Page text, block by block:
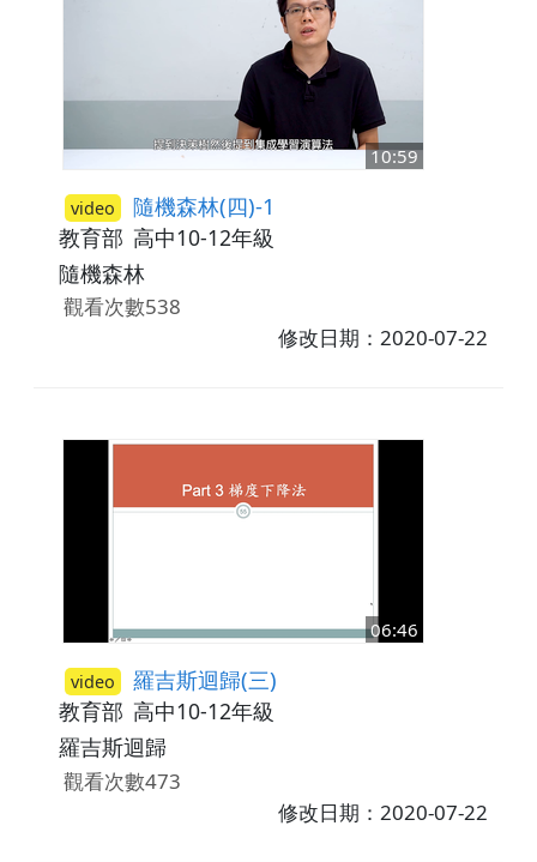
10:59
video 隨機森林(四)-1
教育部 高中10-12年級
隨機森林
觀看次數538
修改日期：2020-07-22
06:46
video 羅吉斯迴歸(三)
教育部 高中10-12年級
羅吉斯迴歸
觀看次數473
修改日期：2020-07-22